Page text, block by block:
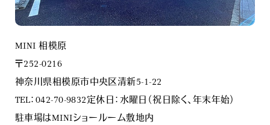
MINI 相模原
〒252-0216
神奈川県相模原市中央区清新5-1-22
TEL：042-70-9832定休日：水曜日（祝日除く、年末年始）
駐車場はMINIショールーム敷地内